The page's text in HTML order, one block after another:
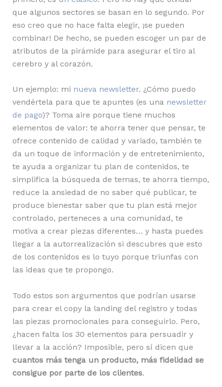
que algunos sectores se basan en lo segundo. Por
eso creo que no hace falta elegir, ¡se pueden
combinar! De hecho, se pueden escoger un par de
atributos de la pirámide para asegurar el tiro al
cerebro y al corazón.
Un ejemplo: mi nueva newsletter. ¿Cómo puedo
vendértela para que te apuntes (es una newsletter
de pago)? Toma aire porque tiene muchos
elementos de valor: te ahorra tener que pensar, te
ofrece contenido de calidad y variado, también te
da un toque de información y de entretenimiento,
te ayuda a organizar tu plan de contenidos, te
simplifica la búsqueda de temas, te ahorra tiempo,
reduce la ansiedad de no saber qué publicar, te
produce bienestar saber que tu plan está mejor
controlado, perteneces a una comunidad, te
motiva a crear piezas diferentes… y hasta puedes
llegar a la autorrealización si descubres que esto
de los contenidos es lo tuyo porque triunfas con
las ideas que te propongo.
Todo estos son argumentos que podrían usarse
para crear el copy la landing del registro y todas
las piezas promocionales para conseguirlo. Pero,
¿hacen falta los 30 elementos para persuadir y
llevar a la acción? Imposible, pero sí dicen que
cuantos más tenga un producto, más fidelidad se
consigue por parte de los clientes.